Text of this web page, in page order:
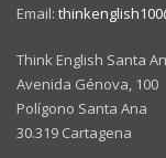
Email:
Think English Santa
Avenida Génova, 100
Polígono Santa Ana
30.319 Cartagena